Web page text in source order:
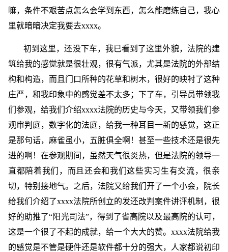
嘛，条件不艰苦点怎么会学到东西，怎么能磨练自己，我心
里就暗暗决定我要去xxxx。
初到这里，还没下车，我已看到了这里外貌，法院的建
筑给我的感觉就是很壮观，很有气派，尤其是法院的外部结
构和构造，而且门口所种的花草和树木，很好的映衬了这种
庄严，和我印象中的感觉差不太多；下了车，引导员带领我
们参观，给我们介绍xxxx法院的历史与今天，又带领我们参
观审判庭，数字化的法庭，给我一种耳目一新的感觉，这正
是那句话，麻雀虽小，五脏俱全啊！甚至一些技术还是很先
进的啊！在参观期间，虽然天气很炎热，但是法院的领导一
直都陪着我们，而且还会和我们这些实习生有交流，很亲
切，特别接地气。之后，法院又给我们开了一个小会，院长
给我们介绍了xxxx法院所创立的发还改判案件讲评机制，很
好的助推了“阳光司法”，得到了省高院以及最高院的认可，
这是一个很了不起的成就，给一个大大的赞。xxxx法院给我
的感觉是不管是硬件还是软件都十分的强大，人家都说初印